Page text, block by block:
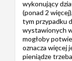
wykonujący
(ponad 2
tym przypadku
wystawionych
mogłoby
oznacza więcej
pieniądze